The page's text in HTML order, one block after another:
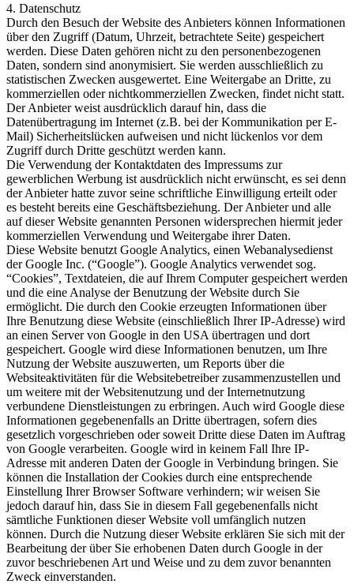
4. Datenschutz
Durch den Besuch der Website des Anbieters können Informationen
über den Zugriff (Datum, Uhrzeit, betrachtete Seite) gespeichert
werden. Diese Daten gehören nicht zu den personenbezogenen
Daten, sondern sind anonymisiert. Sie werden ausschließlich zu
statistischen Zwecken ausgewertet. Eine Weitergabe an Dritte, zu
kommerziellen oder nichtkommerziellen Zwecken, findet nicht statt.
Der Anbieter weist ausdrücklich darauf hin, dass die
Datenübertragung im Internet (z.B. bei der Kommunikation per E-
Mail) Sicherheitslücken aufweisen und nicht lückenlos vor dem
Zugriff durch Dritte geschützt werden kann.
Die Verwendung der Kontaktdaten des Impressums zur
gewerblichen Werbung ist ausdrücklich nicht erwünscht, es sei denn
der Anbieter hatte zuvor seine schriftliche Einwilligung erteilt oder
es besteht bereits eine Geschäftsbeziehung. Der Anbieter und alle
auf dieser Website genannten Personen widersprechen hiermit jeder
kommerziellen Verwendung und Weitergabe ihrer Daten.
Diese Website benutzt Google Analytics, einen Webanalysedienst
der Google Inc. (“Google”). Google Analytics verwendet sog.
“Cookies”, Textdateien, die auf Ihrem Computer gespeichert werden
und die eine Analyse der Benutzung der Website durch Sie
ermöglicht. Die durch den Cookie erzeugten Informationen über
Ihre Benutzung diese Website (einschließlich Ihrer IP-Adresse) wird
an einen Server von Google in den USA übertragen und dort
gespeichert. Google wird diese Informationen benutzen, um Ihre
Nutzung der Website auszuwerten, um Reports über die
Websiteaktivitäten für die Websitebetreiber zusammenzustellen und
um weitere mit der Websitenutzung und der Internetnutzung
verbundene Dienstleistungen zu erbringen. Auch wird Google diese
Informationen gegebenenfalls an Dritte übertragen, sofern dies
gesetzlich vorgeschrieben oder soweit Dritte diese Daten im Auftrag
von Google verarbeiten. Google wird in keinem Fall Ihre IP-
Adresse mit anderen Daten der Google in Verbindung bringen. Sie
können die Installation der Cookies durch eine entsprechende
Einstellung Ihrer Browser Software verhindern; wir weisen Sie
jedoch darauf hin, dass Sie in diesem Fall gegebenenfalls nicht
sämtliche Funktionen dieser Website voll umfänglich nutzen
können. Durch die Nutzung dieser Website erklären Sie sich mit der
Bearbeitung der über Sie erhobenen Daten durch Google in der
zuvor beschriebenen Art und Weise und zu dem zuvor benannten
Zweck einverstanden.